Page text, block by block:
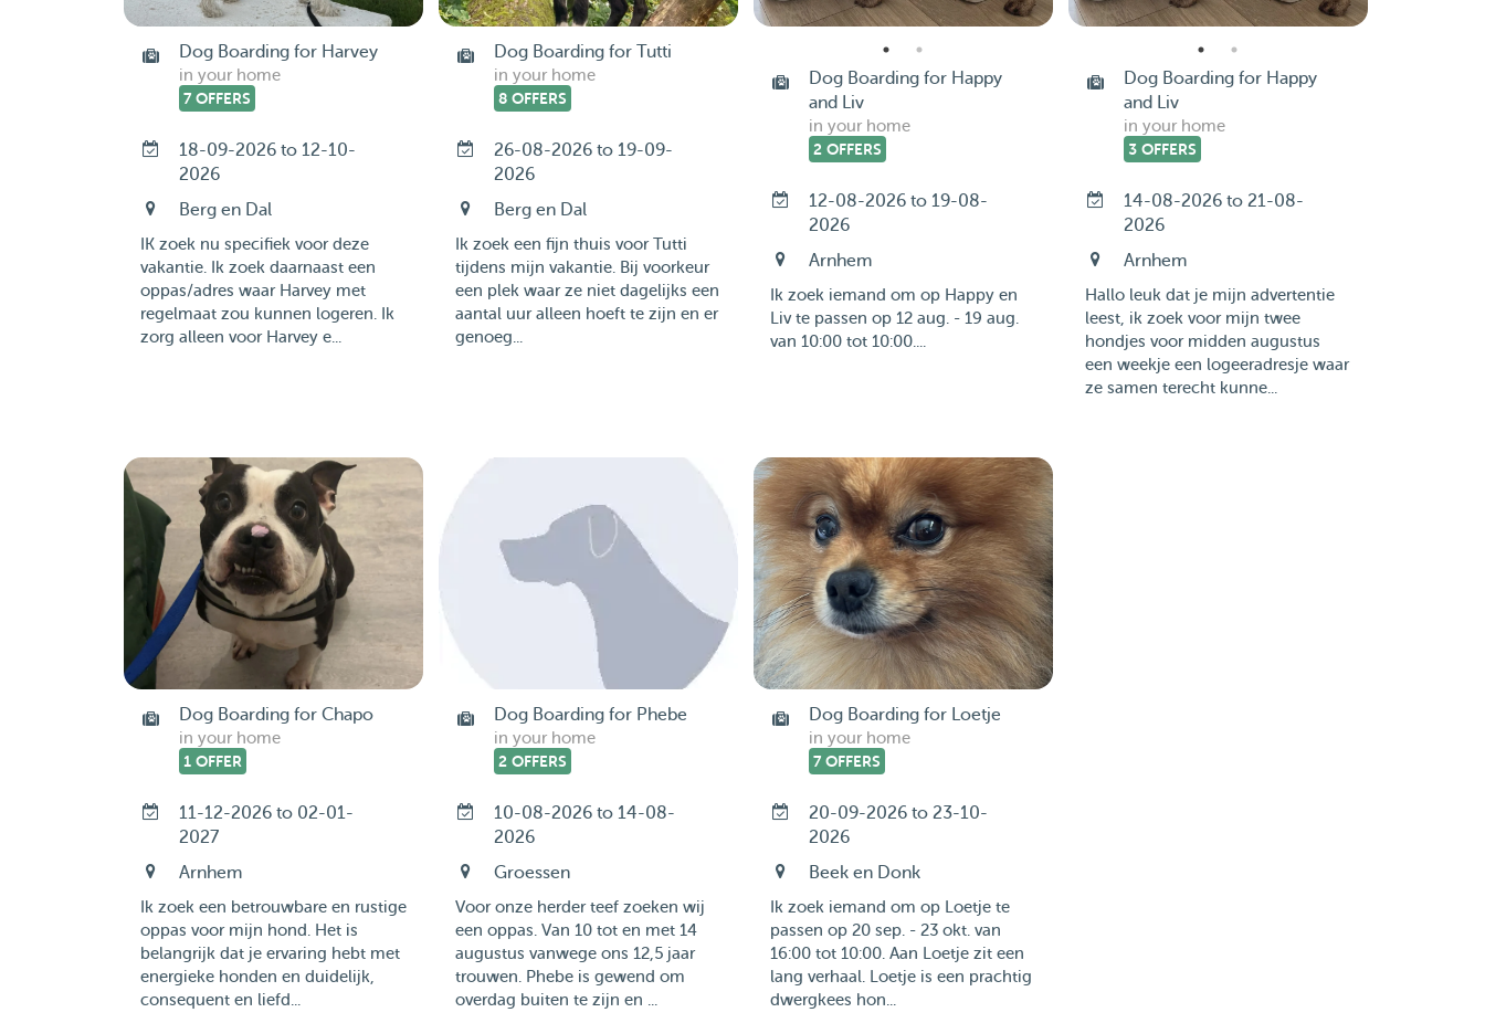
Dog Boarding for Harvey
in your home
7 OFFERS
18-09-2026 to 12-10-
2026
Berg en Dal
IK zoek nu specifiek voor deze
vakantie. Ik zoek daarnaast een
oppas/adres waar Harvey met
regelmaat zou kunnen logeren. Ik
zorg alleen voor Harvey e...
Dog Boarding for Tutti
in your home
8 OFFERS
26-08-2026 to 19-09-
2026
Berg en Dal
Ik zoek een fijn thuis voor Tutti
tijdens mijn vakantie. Bij voorkeur
een plek waar ze niet dagelijks een
aantal uur alleen hoeft te zijn en er
genoeg...
Dog Boarding for Happy
and Liv
in your home
2 OFFERS
12-08-2026 to 19-08-
2026
Arnhem
Ik zoek iemand om op Happy en
Liv te passen op 12 aug. - 19 aug.
van 10:00 tot 10:00....
Dog Boarding for Happy
and Liv
in your home
3 OFFERS
14-08-2026 to 21-08-
2026
Arnhem
Hallo leuk dat je mijn advertentie
leest, ik zoek voor mijn twee
hondjes voor midden augustus
een weekje een logeeradresje waar
ze samen terecht kunne...
Dog Boarding for Chapo
in your home
1 OFFER
11-12-2026 to 02-01-
2027
Arnhem
Ik zoek een betrouwbare en rustige
oppas voor mijn hond. Het is
belangrijk dat je ervaring hebt met
energieke honden en duidelijk,
consequent en liefd...
Dog Boarding for Phebe
in your home
2 OFFERS
10-08-2026 to 14-08-
2026
Groessen
Voor onze herder teef zoeken wij
een oppas. Van 10 tot en met 14
augustus vanwege ons 12,5 jaar
trouwen. Phebe is gewend om
overdag buiten te zijn en ...
Dog Boarding for Loetje
in your home
7 OFFERS
20-09-2026 to 23-10-
2026
Beek en Donk
Ik zoek iemand om op Loetje te
passen op 20 sep. - 23 okt. van
16:00 tot 10:00. Aan Loetje zit een
lang verhaal. Loetje is een prachtig
dwergkees hon...